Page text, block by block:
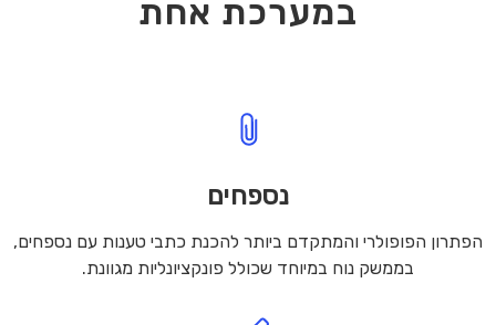
במערכת אחת
נספחים
הפתרון הפופולרי והמתקדם ביותר להכנת כתבי טענות עם נספחים,
בממשק נוח במיוחד שכולל פונקציונליות מגוונת.